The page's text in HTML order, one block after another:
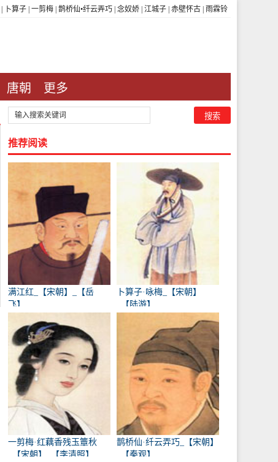
卜算子 一剪梅 鹊桥仙•纤云弄巧 念奴娇 江城子 赤壁怀古 雨霖铃
唐朝 更多
推荐阅读
满江红_【宋朝】_【岳
飞】
卜算子·咏梅_【宋朝】
_【陆游】
一剪梅·红藕香残玉簟秋
_【宋朝】_【李清照】
鹊桥仙·纤云弄巧_【宋朝】
_【秦观】